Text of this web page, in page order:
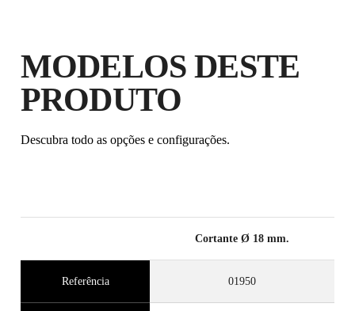
MODELOS DESTE
PRODUTO
Descubra todo as opções e configurações.
Cortante Ø 18 mm.
Referência 01950